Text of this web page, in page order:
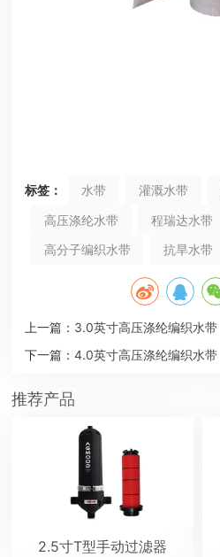
标签： 水带 灌溉水带
高压涤纶水带
程瑞达水带
高分子编织水带
抗旱水带
上一篇： 3.0英寸高压涤纶编织水带
下一篇： 4.0英寸高压涤纶编织水带
推荐产品
2.5寸T型手动过滤器